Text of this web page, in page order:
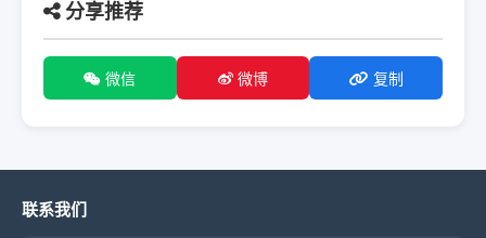
分享推荐
微信 微博 复制
联系我们